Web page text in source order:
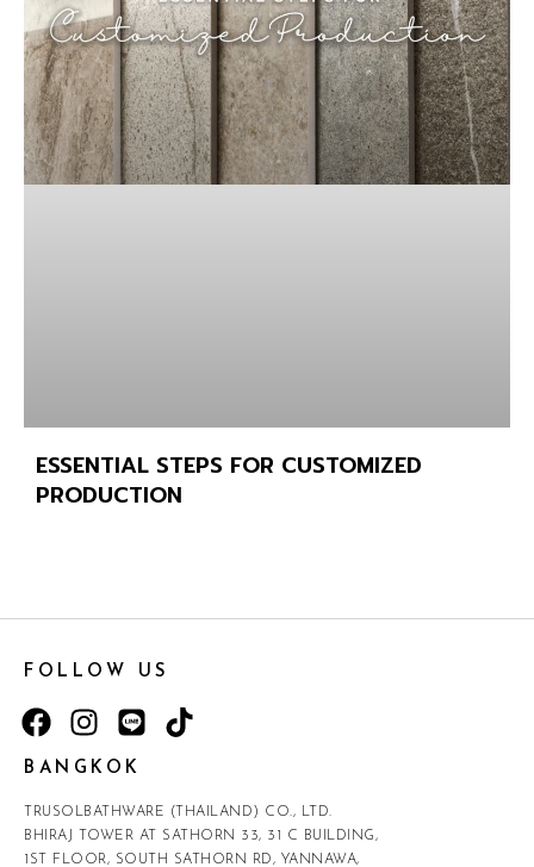
ESSENTIAL STEPS FOR CUSTOMIZED
PRODUCTION
FOLLOW US
BANGKOK
TRUSOLBATHWARE (THAILAND) CO., LTD.
BHIRAJ TOWER AT SATHORN 33, 31 C BUILDING,
1ST FLOOR, SOUTH SATHORN RD, YANNAWA,